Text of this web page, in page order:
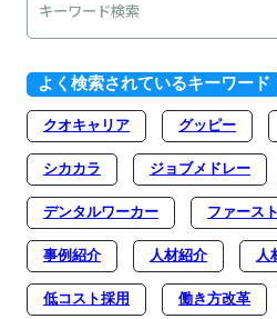
よく検索されているキーワード
クオキャリア グッピー
シカカラ ジョブメドレー
デンタルワーカー ファース
事例紹介 人材紹介 人
低コスト採用 働き方改革